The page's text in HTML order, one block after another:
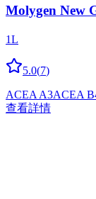
Molygen New
1L
5.0(7)
ACEA A3ACEA
查看詳情